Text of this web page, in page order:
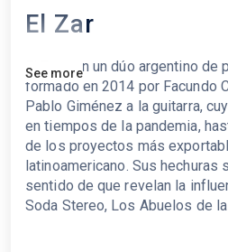
El Zar
El Zar son un dúo argentino de
formado en 2014 por Facundo
Pablo Giménez a la guitarra,
en tiempos de la pandemia,
de los proyectos más
latinoamericano. Sus hechuras
sentido de que revelan la
Soda Stereo, Los Abuelos de la
See more